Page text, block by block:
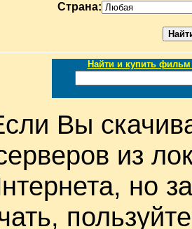
Страна:
Найти и купить фильм
Вы
из
но